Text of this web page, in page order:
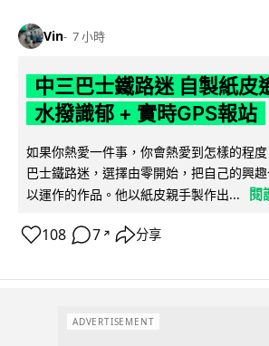
Vin 7 小時
中三巴士鐵路迷 自製紙皮
水撥識郁 + 實時GPS報站
如果你熱愛一件事，你會熱愛到怎樣的程
巴士鐵路迷，選擇由零開始，把自己的興
以運作的作品。他以紙皮親手製作出...
閱
108 7 ↗ 分享
ADVERTISEMENT